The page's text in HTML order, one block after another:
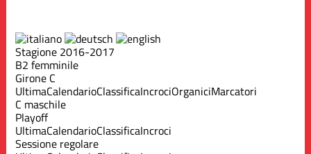
Stagione 2016-2017
B2 femminile
Girone C
UltimaCalendarioClassificaIncrociOrganiciMarcatori
C maschile
Playoff
UltimaCalendarioClassificaIncroci
Sessione regolare